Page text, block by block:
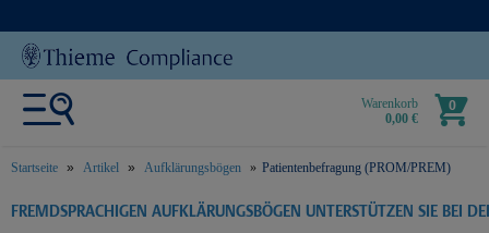
Warenkorb
0,00 €
0
Startseite Artikel Aufklärungsbögen Patientenbefragung (PROM/PREM)
text.skipToContent
text.skipToNavigation
FREMDSPRACHIGEN AUFKLÄRUNGSBÖGEN UNTERSTÜTZEN SIE BEI